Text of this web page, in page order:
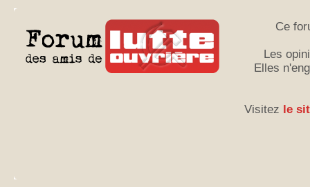
Ce
Les
Elles
Visitez le